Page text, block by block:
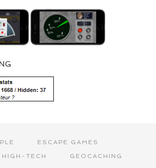
ESCAPE GAMES
HIGH-TECH
GEOCACHING